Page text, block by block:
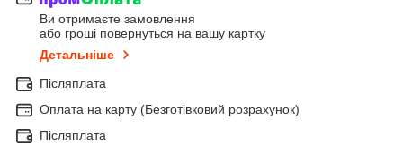
Ви отримаєте замовлення
або гроші повернуться на вашу картку
Детальніше
Післяплата
Оплата на карту (Безготівковий розрахунок)
Післяплата